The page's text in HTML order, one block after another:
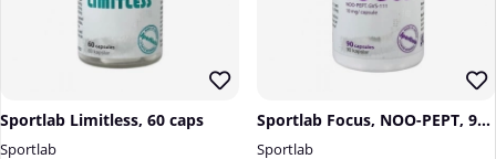
Sportlab Limitless, 60 caps
Sportlab
Sportlab Focus, NOO-PEPT, 90 caps
Sportlab